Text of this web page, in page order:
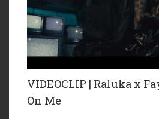
VIDEOCLIP | Raluka x
On Me